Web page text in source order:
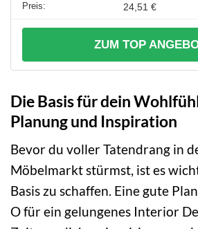
24,51 €
ZUM TOP
Die Basis für dein
Planung und Inspiration
Bevor du voller Tatendrang in
Möbelmarkt stürmst, ist es
Basis zu schaffen. Eine gute
O für ein gelungenes Interior